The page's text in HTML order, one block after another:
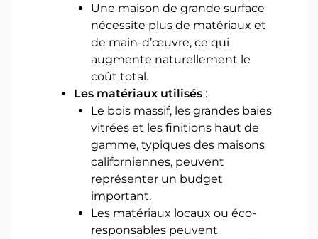
Une maison de grande surface
nécessite plus de matériaux et
de main-d’œuvre, ce qui
augmente naturellement le
coût total.
Les matériaux utilisés :
Le bois massif, les grandes baies
vitrées et les finitions haut de
gamme, typiques des maisons
californiennes, peuvent
représenter un budget
important.
Les matériaux locaux ou éco-
responsables peuvent